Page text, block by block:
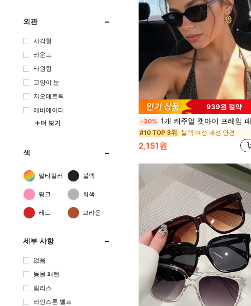
외관
사각형
라운드
타원형
고양이 눈
지오메트릭
에비에이터
더 보기
색
멀티컬러 블랙
핑크 회색
레드 브라운
세부 사항
없음
동물 패턴
림리스
라인스톤 벨트
939원 절약
-30% 1개 캐주얼 캣아이 프레임 패션 안경, 여성 패션 Y2K, 해변, 여행, 파티, 선물, 일상 착용에 적합
#10 TOP 3위 블랙 여성 패션 안경
2,151원